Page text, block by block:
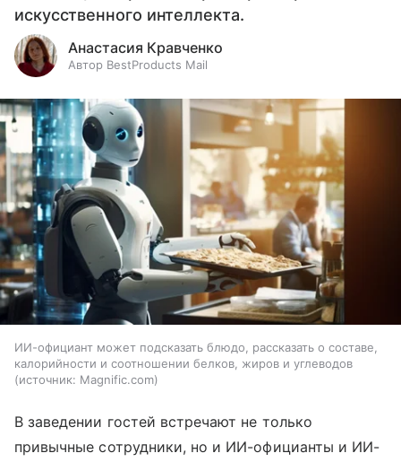
искусственного интеллекта.
Анастасия Кравченко
Автор BestProducts Mail
ИИ-официант может подсказать блюдо, рассказать о составе,
калорийности и соотношении белков, жиров и углеводов
источник: Magnific.com
В заведении гостей встречают не только
привычные сотрудники, но и ИИ-официанты и ИИ-